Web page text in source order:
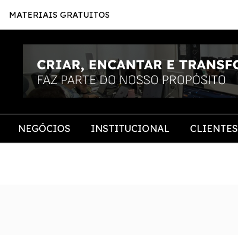
MATERIAIS GRATUITOS
NEGÓCIOS INSTITUCIONAL CLIENTES